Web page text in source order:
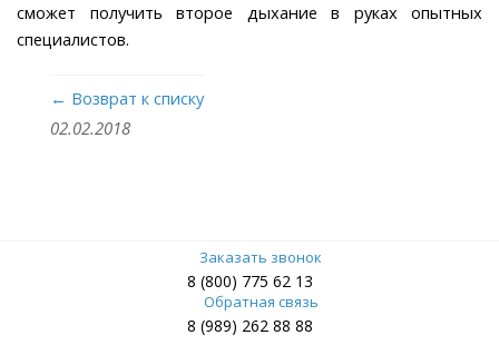
сможет получить второе дыхание в руках опытных
специалистов.
← Возврат к списку
02.02.2018
Заказать звонок
8 (800) 775 62 13
Обратная связь
8 (989) 262 88 88